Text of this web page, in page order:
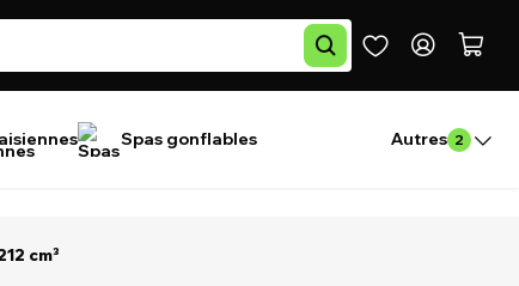
Spas gonflables Autres 2
cm³